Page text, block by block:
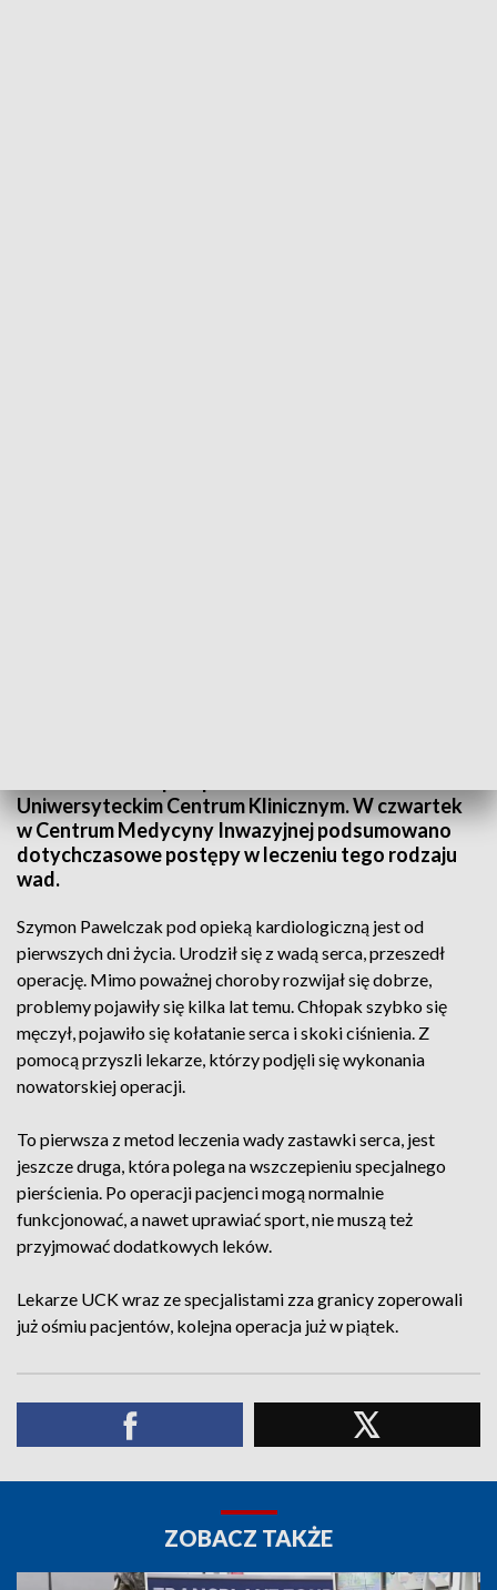
Uniwersyteckim Centrum Klinicznym. W czwartek
w Centrum Medycyny Inwazyjnej podsumowano
dotychczasowe postępy w leczeniu tego rodzaju
wad.
Szymon Pawelczak pod opieką kardiologiczną jest od
pierwszych dni życia. Urodził się z wadą serca, przeszedł
operację. Mimo poważnej choroby rozwijał się dobrze,
problemy pojawiły się kilka lat temu. Chłopak szybko się
męczył, pojawiło się kołatanie serca i skoki ciśnienia. Z
pomocą przyszli lekarze, którzy podjęli się wykonania
nowatorskiej operacji.
To pierwsza z metod leczenia wady zastawki serca, jest
jeszcze druga, która polega na wszczepieniu specjalnego
pierścienia. Po operacji pacjenci mogą normalnie
funkcjonować, a nawet uprawiać sport, nie muszą też
przyjmować dodatkowych leków.
Lekarze UCK wraz ze specjalistami zza granicy zoperowali
już ośmiu pacjentów, kolejna operacja już w piątek.
ZOBACZ TAKŻE